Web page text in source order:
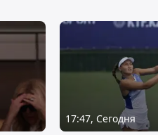
17:47, Сегодня